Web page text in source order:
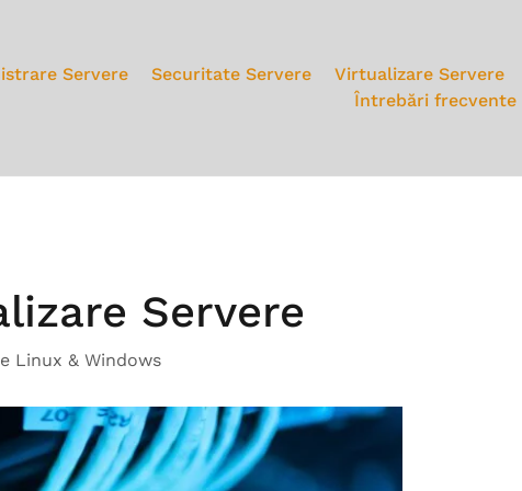
Servere Securitate Servere Virtualizare Servere
Întrebări frecvente
Servere
Linux & Windows